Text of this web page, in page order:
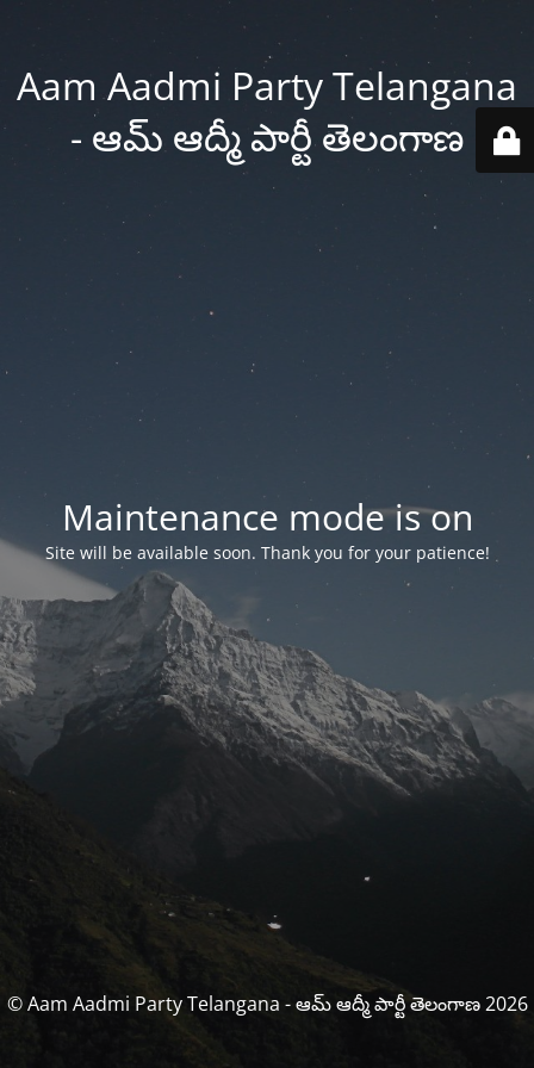
Aam Aadmi Party Telangana
- ఆమ్ ఆద్మీ పార్టీ తెలంగాణ
Maintenance mode is on
Site will be available soon. Thank you for your patience!
© Aam Aadmi Party Telangana - ఆమ్ ఆద్మీ పార్టీ తెలంగాణ 2026